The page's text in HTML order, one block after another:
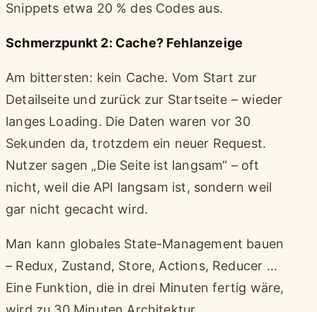
Snippets etwa 20 % des Codes aus.
Schmerzpunkt 2: Cache? Fehlanzeige
Am bittersten: kein Cache. Vom Start zur
Detailseite und zurück zur Startseite – wieder
langes Loading. Die Daten waren vor 30
Sekunden da, trotzdem ein neuer Request.
Nutzer sagen „Die Seite ist langsam“ – oft
nicht, weil die API langsam ist, sondern weil
gar nicht gecacht wird.
Man kann globales State-Management bauen
– Redux, Zustand, Store, Actions, Reducer …
Eine Funktion, die in drei Minuten fertig wäre,